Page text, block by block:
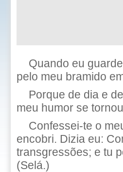
Quando eu
pelo meu bramido
Porque de dia e
meu humor se
Confessei-te o
encobri. Dizia eu:
transgressões; e tu
(Selá.)